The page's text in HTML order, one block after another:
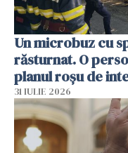
Un microbuz cu
răsturnat. O
planul roșu de
31 IULIE 2026